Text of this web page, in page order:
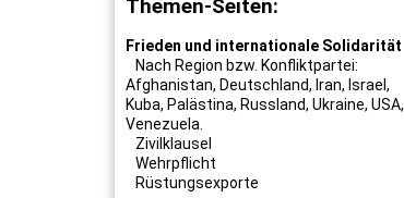
Themen-Seiten:
Frieden und internationale Solidarität
Nach Region bzw. Konfliktpartei:
Afghanistan, Deutschland, Iran, Israel ,
Kuba, Palästina, Russland, Ukraine, USA,
Venezuela
Zivilklausel
Wehrpflicht
Rüstungsexporte